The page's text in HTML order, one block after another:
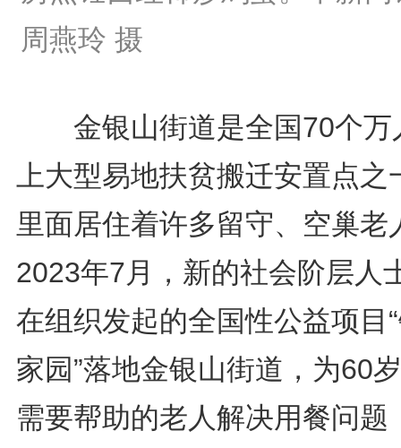
周燕玲 摄
金银山街道是全国70个万
上大型易地扶贫搬迁安置点之
里面居住着许多留守、空巢老
2023年7月，新的社会阶层人
在组织发起的全国性公益项目
家园”落地金银山街道，为60
需要帮助的老人解决用餐问题